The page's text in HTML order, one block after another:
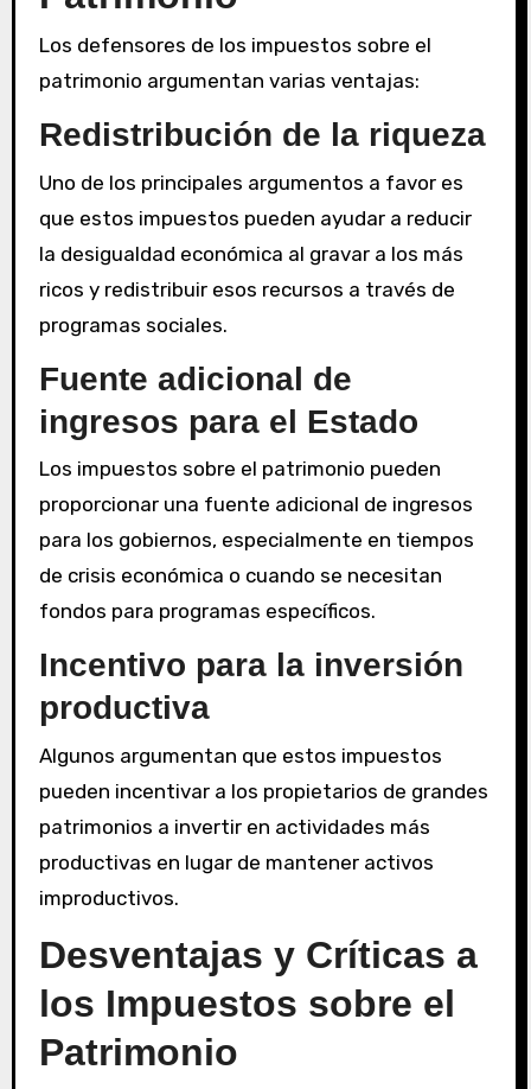
Los defensores de los impuestos sobre el
patrimonio argumentan varias ventajas:
Redistribución de la riqueza
Uno de los principales argumentos a favor es
que estos impuestos pueden ayudar a reducir
la desigualdad económica al gravar a los más
ricos y redistribuir esos recursos a través de
programas sociales.
Fuente adicional de
ingresos para el Estado
Los impuestos sobre el patrimonio pueden
proporcionar una fuente adicional de ingresos
para los gobiernos, especialmente en tiempos
de crisis económica o cuando se necesitan
fondos para programas específicos.
Incentivo para la inversión
productiva
Algunos argumentan que estos impuestos
pueden incentivar a los propietarios de grandes
patrimonios a invertir en actividades más
productivas en lugar de mantener activos
improductivos.
Desventajas y Críticas a
los Impuestos sobre el
Patrimonio